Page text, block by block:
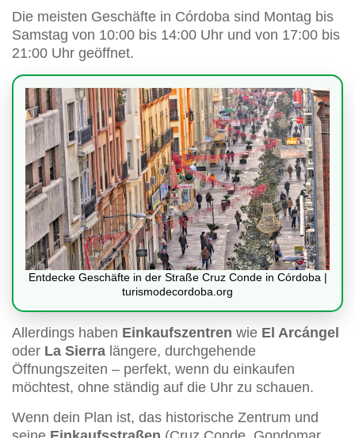
Die meisten Geschäfte in Córdoba sind Montag bis
Samstag von 10:00 bis 14:00 Uhr und von 17:00 bis
21:00 Uhr geöffnet.
Entdecke Geschäfte in der Straße Cruz Conde in Córdoba |
turismodecordoba.org
Allerdings haben Einkaufszentren wie El Arcángel
oder La Sierra längere, durchgehende
Öffnungszeiten – perfekt, wenn du einkaufen
möchtest, ohne ständig auf die Uhr zu schauen.
Wenn dein Plan ist, das historische Zentrum und